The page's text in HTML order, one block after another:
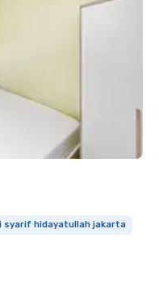
syarif hidayatullah jakarta